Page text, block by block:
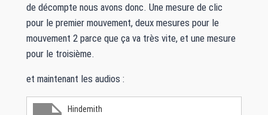
de décompte nous avons donc. Une mesure de clic
pour le premier mouvement, deux mesures pour le
mouvement 2 parce que ça va très vite, et une mesure
pour le troisième.
et maintenant les audios :
Hindemith